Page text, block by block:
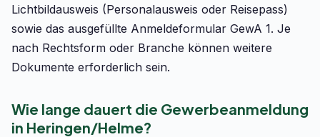
Lichtbildausweis (Personalausweis oder Reisepass)
sowie das ausgefüllte Anmeldeformular GewA 1. Je
nach Rechtsform oder Branche können weitere
Dokumente erforderlich sein.
Wie lange dauert die Gewerbeanmeldung
in Heringen/Helme?